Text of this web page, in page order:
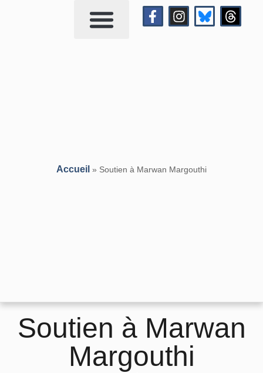
Accueil » Soutien à Marwan Margouthi
Soutien à Marwan
Margouthi